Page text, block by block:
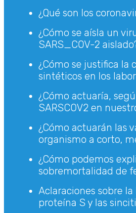
¿Qué son los
¿Cómo se aísla un
SARS_COV-2
¿Cómo se justifica la
sintéticos en los
¿Cómo actuaría,
SARSCOV2 en
¿Cómo actuarán las
organismo a corto,
¿Cómo podemos
sobremortalidad de
Aclaraciones sobre
proteína S y las